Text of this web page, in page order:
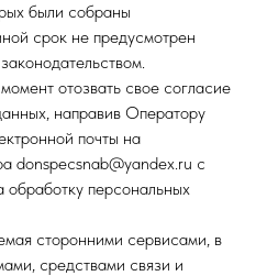
были собраны
срок не предусмотрен
отозвать свое согласие
направив Оператору
почты на
donspecsnab@yandex.ru с
персональных
сторонними сервисами, в
средствами связи и